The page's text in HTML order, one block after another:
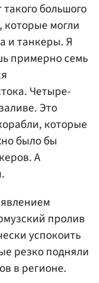
большого
которые могли
и танкеры. Я
примерно семь
Четыре-
Это
которые
было бы
А
пролив
успокоить
резко подняли
в регионе.